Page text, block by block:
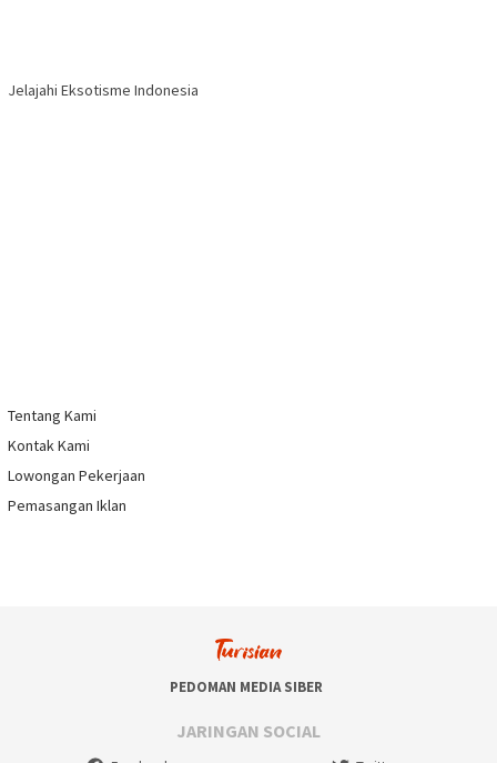
Jelajahi Eksotisme Indonesia
Tentang Kami
Kontak Kami
Lowongan Pekerjaan
Pemasangan Iklan
PEDOMAN MEDIA SIBER
JARINGAN SOCIAL